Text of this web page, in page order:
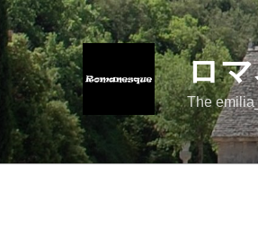
ロ
The